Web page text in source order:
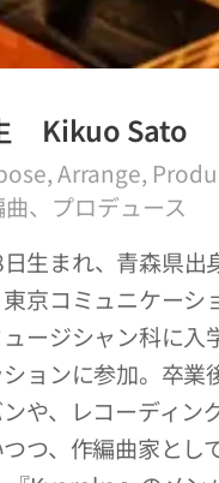
Kikuo Sato
Arrange,
、プロデュース
生まれ、青森県出
京コミュニケーシ
ージシャン科に入
ョンに参加。​卒業
や、レコーディン
つ、作編曲家とし